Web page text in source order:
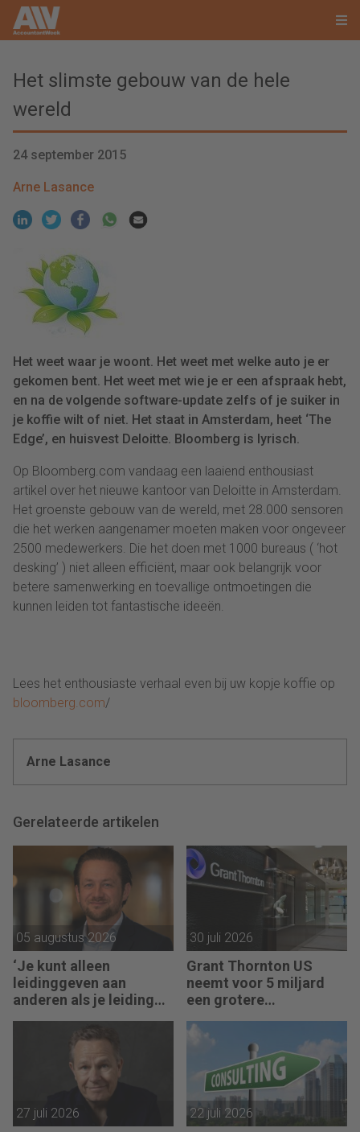
Het slimste gebouw van de hele
wereld
24 september 2015
Arne Lasance
Het weet waar je woont. Het weet met welke auto je er
gekomen bent. Het weet met wie je er een afspraak hebt,
en na de volgende software-update zelfs of je suiker in
je koffie wilt of niet. Het staat in Amsterdam, heet ‘The
Edge’, en huisvest Deloitte. Bloomberg is lyrisch.
Op Bloomberg.com vandaag een laaiend enthousiast
artikel over het nieuwe kantoor van Deloitte in Amsterdam.
Het groenste gebouw van de wereld, met 28.000 sensoren
die het werken aangenamer moeten maken voor ongeveer
2500 medewerkers. Die het doen met 1000 bureaus ( ‘hot
desking’ ) niet alleen efficiënt, maar ook belangrijk voor
betere samenwerking en toevallige ontmoetingen die
kunnen leiden tot fantastische ideeën.
Lees het enthousiaste verhaal even bij uw kopje koffie op
bloomberg.com/
Arne Lasance
Gerelateerde artikelen
05 augustus 2026
‘Je kunt alleen
leidinggeven aan
anderen als je leiding
kunt geven aan jezelf’
30 juli 2026
Grant Thornton US
neemt voor 5 miljard
een grotere
accountantsketen over
27 juli 2026 22 juli 2026